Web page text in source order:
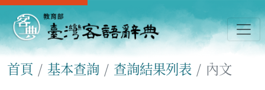
首頁 基本查詢 查詢結果列表 內文